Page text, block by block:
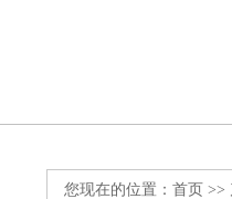
您现在的位置： 首页 >>